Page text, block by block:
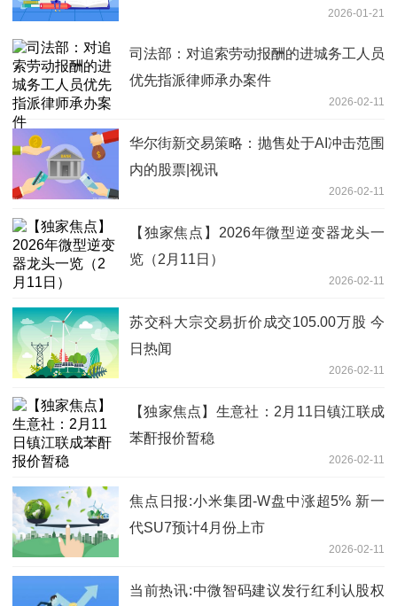
2026-01-21
司法部：对追索劳动报酬的进城务工人员
优先指派律师承办案件
2026-02-11
华尔街新交易策略：抛售处于AI冲击范围
内的股票|视讯
2026-02-11
【独家焦点】2026年微型逆变器龙头一
览（2月11日）
2026-02-11
苏交科大宗交易折价成交105.00万股 今
日热闻
2026-02-11
【独家焦点】生意社：2月11日镇江联成
苯酐报价暂稳
2026-02-11
焦点日报:小米集团-W盘中涨超5% 新一
代SU7预计4月份上市
2026-02-11
当前热讯:中微智码建议发行红利认股权